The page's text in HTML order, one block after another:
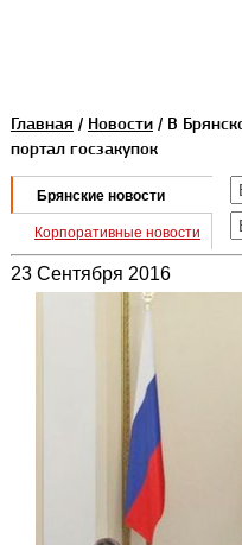
Главная / Новости/ В
портал госзакупок
Брянские новости
Корпоративные новости
23 Сентября 2016